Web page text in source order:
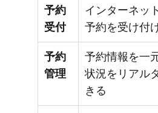
予約
受付
インターネッ
予約を受け付
予約
管理
予約情報を一
状況をリアル
きる